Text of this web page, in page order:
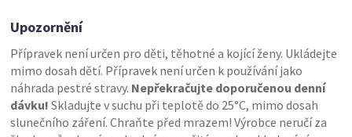
Upozornění
Přípravek není určen pro děti, těhotné a kojící ženy. Ukládejte
mimo dosah dětí. Přípravek není určen k používání jako
náhrada pestré stravy. Nepřekračujte doporučenou denní
dávku! Skladujte v suchu při teplotě do 25°C, mimo dosah
slunečního záření. Chraňte před mrazem! Výrobce neručí za